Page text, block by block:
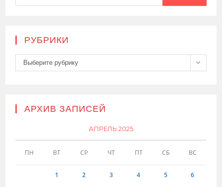
РУБРИКИ
Рубрики
Выберите рубрику
АРХИВ ЗАПИСЕЙ
АПРЕЛЬ 2025
ПН ВТ СР ЧТ ПТ СБ ВС
1 2 3 4 5 6